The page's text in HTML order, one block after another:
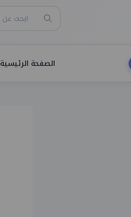
الصفحة الرئيسية